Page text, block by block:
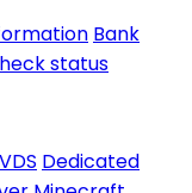
Bank
status
Dedicated